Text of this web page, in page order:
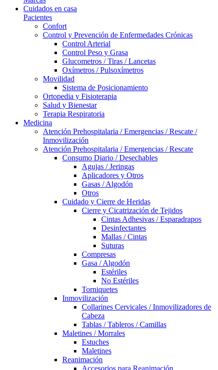
Cuidados en casa
Pacientes
Confort
Control y Prevención de Enfermedades Crónicas
Control Arterial
Control Peso y Grasa
Glucometros / Tiras / Lancetas
Oxímetros / Pulsoxímetros
Movilidad
Sistema de Posicionamiento
Ortopedia y Fisioterapia
Salud y Bienestar
Terapia Respiratoria
Medicina
Atención Prehospitalaria / Emergencias / Rescate /
Inmovilización
Atención Prehospitalaria / Emergencias / Rescate
Consumo Diario / Desechables
Agujas / Jeringas
Aplicadores y Otros
Gasas / Algodón
Otros
Cuidado y Cierre de Heridas
Cierre y Cicatrización de Tejidos
Cintas Adhesivas / Esparadrapos
Desinfectantes
Mallas / Cintas
Suturas
Compresas
Gasa / Algodón
Estériles
No Estériles
Torniquetes
Inmovilización
Collarines Cervicales / Inmovilizadores de
Cabeza
Tablas / Tableros / Camillas
Maletines / Morrales
Estuches
Maletines
Reanimación
Accesorios para Reanimación